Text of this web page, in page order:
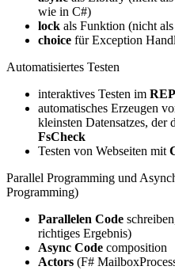
wie in C#)
lock als Funktion (nicht
choice für Exception
Automatisiertes Testen
interaktives Testen im
automatisches Erzeugen
kleinsten Datensatzes,
FsCheck
Testen von Webseiten mit
Parallel Programming und
Programming)
Parallelen Code
richtiges Ergebnis)
Async Code composition
Actors (F#